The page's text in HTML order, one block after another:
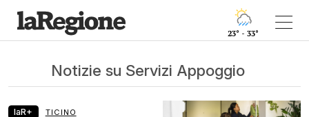
23° - 33°
Notizie su Servizi Appoggio
laR+ TICINO